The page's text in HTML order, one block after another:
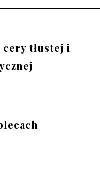
tłustej i